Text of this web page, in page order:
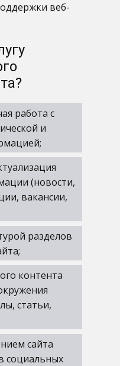
веб-
работа с
и
(новости,
вакансии,
разделов
контента
статьи,
сайта
социальных